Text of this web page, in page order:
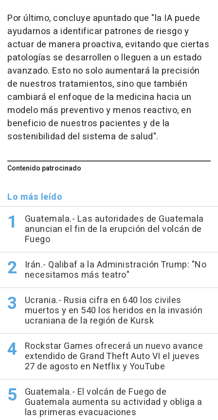
Por último, concluye apuntado que "la IA puede
ayudarnos a identificar patrones de riesgo y
actuar de manera proactiva, evitando que ciertas
patologías se desarrollen o lleguen a un estado
avanzado. Esto no solo aumentará la precisión
de nuestros tratamientos, sino que también
cambiará el enfoque de la medicina hacia un
modelo más preventivo y menos reactivo, en
beneficio de nuestros pacientes y de la
sostenibilidad del sistema de salud".
Contenido patrocinado
Lo más leído
Guatemala.- Las autoridades de Guatemala
anuncian el fin de la erupción del volcán de
Fuego
Irán.- Qalibaf a la Administración Trump: "No
necesitamos más teatro"
Ucrania.- Rusia cifra en 640 los civiles
muertos y en 540 los heridos en la invasión
ucraniana de la región de Kursk
Rockstar Games ofrecerá un nuevo avance
extendido de Grand Theft Auto VI el jueves
27 de agosto en Netflix y YouTube
Guatemala.- El volcán de Fuego de
Guatemala aumenta su actividad y obliga a
las primeras evacuaciones